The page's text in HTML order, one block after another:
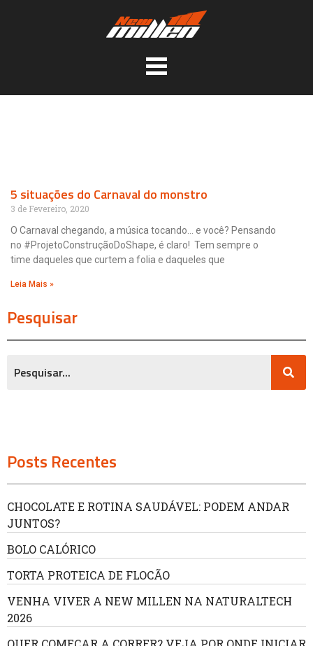
5 situações do Carnaval do monstro
3 de Fevereiro, 2020
O Carnaval chegando, a música tocando… e você? Pensando
no #ProjetoConstruçãoDoShape, é claro! Tem sempre o
time daqueles que curtem a folia e daqueles que
Leia Mais »
Pesquisar
Posts Recentes
CHOCOLATE E ROTINA SAUDÁVEL: PODEM ANDAR
JUNTOS?
BOLO CALÓRICO
TORTA PROTEICA DE FLOCÃO
VENHA VIVER A NEW MILLEN NA NATURALTECH
2026